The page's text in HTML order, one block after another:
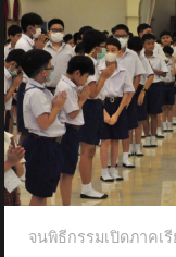
จนพิธีกรรมเปิดภาคเ